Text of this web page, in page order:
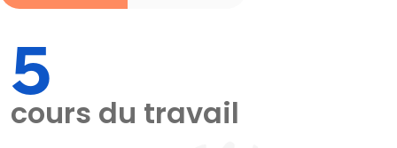
5
cours du travail